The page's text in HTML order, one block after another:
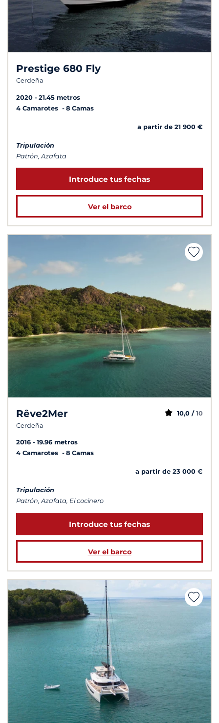
Prestige 680 Fly
Cerdeña
2020
21.45 metros
4 Camarotes
8 Camas
a partir de 21 900 €
Tripulación
Patrón, Azafata
Introduce tus fechas
Ver el barco
Rêve2Mer
Cerdeña
10,0 / 10
2016
19.96 metros
4 Camarotes
8 Camas
a partir de 23 000 €
Tripulación
Patrón, Azafata, El cocinero
Introduce tus fechas
Ver el barco